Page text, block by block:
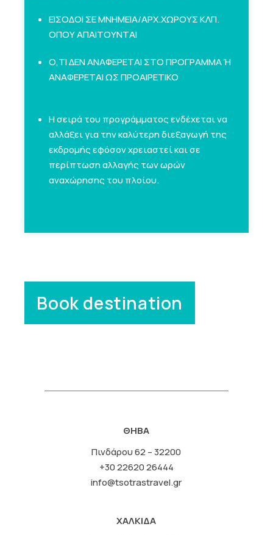
ΕΙΣΟΔΟΙ ΣΕ ΜΝΗΜΕΙΑ/ΑΡΧ.ΧΩΡΟΥΣ ΚΛΠ.
ΟΠΟΥ ΑΠΑΙΤΟΥΝΤΑΙ
Ο,ΤΙ ΔΕΝ ΑΝΑΦΕΡΕΤΑΙ ΣΤΟ ΠΡΟΓΡΑΜΜΑ Ή
ΑΝΑΦΕΡΕΤΑΙ ΩΣ ΠΡΟΑΙΡΕΤΙΚΟ
Η σειρά του προγράμματος ενδέχεται να
αλλάξει για την καλύτερη διεξαγωγή της
εκδρομής εφόσον χρειαστεί και σε
περίπτωση αλλαγής των ωρών
αναχώρησης του πλοίου.
Book destination
ΘΗΒΑ
Πινδάρου 62 – 32200
+30 22620 26444
info@tsotrastravel.gr
ΧΑΛΚΙΔΑ